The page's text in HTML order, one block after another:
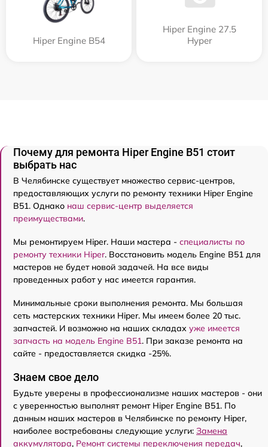
Hiper Engine B54
Hiper Engine 27.5
Нyper
Почему для ремонта Hiper Engine B51 стоит
выбрать нас
В Челябинске существует множество сервис-центров,
предоставляющих услуги по ремонту техники Hiper Engine
B51. Однако наш сервис-центр выделяется
преимуществами.
Мы ремонтируем Hiper. Наши мастера - специалисты по
ремонту техники Hiper. Восстановить модель Engine B51 для
мастеров не будет новой задачей. На все виды
проведенных работ у нас имеется гарантия.
Минимальные сроки выполнения ремонта. Мы большая
сеть мастерских техники Hiper. Мы имеем более 20 тыс.
запчастей. И возможно на наших складах уже имеется
запчасть на модель Engine B51. При заказе ремонта на
сайте - предоставляется скидка -25%.
Знаем свое дело
Будьте уверены в профессионализме наших мастеров - они
с уверенностью выполнят ремонт Hiper Engine B51. По
данным наших мастеров в Челябинске по ремонту Hiper,
наиболее востребованы следующие услуги: Замена
аккумулятора, Ремонт системы переключения передач,